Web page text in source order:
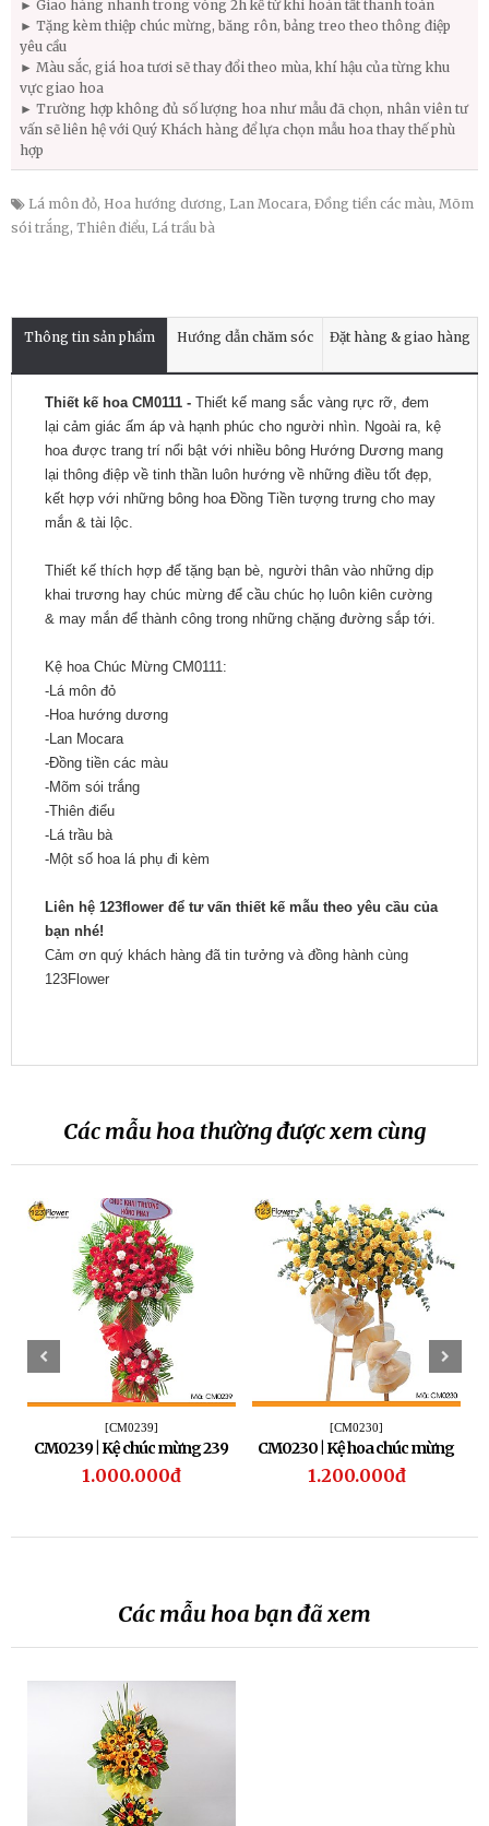
► Giao hàng nhanh trong vòng 2h kể từ khi hoàn tất thanh toán
► Tặng kèm thiệp chúc mừng, băng rôn, bảng treo theo thông điệp
yêu cầu
► Màu sắc, giá hoa tươi sẽ thay đổi theo mùa, khí hậu của từng khu
vực giao hoa
► Trường hợp không đủ số lượng hoa như mẫu đã chọn, nhân viên tư
vấn sẽ liên hệ với Quý Khách hàng để lựa chọn mẫu hoa thay thế phù
hợp
Lá môn đỏ, Hoa hướng dương, Lan Mocara, Đồng tiền các màu, Mõm
sói trắng, Thiên điểu, Lá trầu bà
Thông tin sản phẩm Hướng dẫn chăm sóc Đặt hàng & giao hàng
Thiết kế hoa CM0111 - Thiết kế mang sắc vàng rực rỡ, đem
lại cảm giác ấm áp và hạnh phúc cho người nhìn. Ngoài ra, kệ
hoa được trang trí nổi bật với nhiều bông Hướng Dương mang
lại thông điệp về tinh thần luôn hướng về những điều tốt đẹp,
kết hợp với những bông hoa Đồng Tiền tượng trưng cho may
mắn & tài lộc.
Thiết kế thích hợp để tặng bạn bè, người thân vào những dịp
khai trương hay chúc mừng để cầu chúc họ luôn kiên cường
& may mắn để thành công trong những chặng đường sắp tới.
Kệ hoa Chúc Mừng CM0111:
-Lá môn đỏ
-Hoa hướng dương
-Lan Mocara
-Đồng tiền các màu
-Mõm sói trắng
-Thiên điểu
-Lá trầu bà
-Một số hoa lá phụ đi kèm
Liên hệ 123flower để tư vấn thiết kế mẫu theo yêu cầu của
bạn nhé!
Cảm ơn quý khách hàng đã tin tưởng và đồng hành cùng
123Flower
Các mẫu hoa thường được xem cùng
[CM0239]
CM0239 | Kệ chúc mừng 239
1.000.000đ
[CM0230]
CM0230 | Kệ hoa chúc mừng
230
1.200.000đ
Các mẫu hoa bạn đã xem